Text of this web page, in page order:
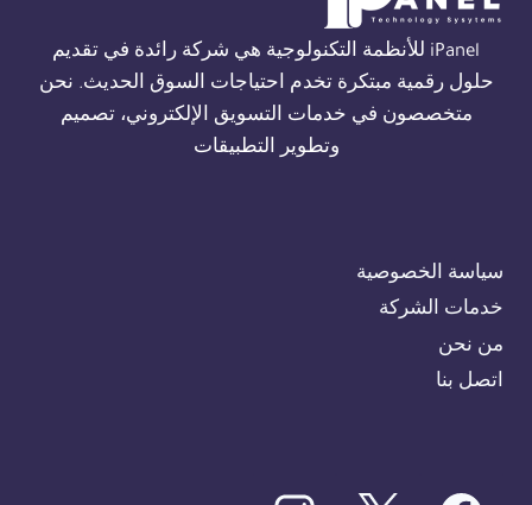
01554305486
iPanel للأنظمة التكنولوجية هي شركة رائدة في تقديم
حلول رقمية مبتكرة تخدم احتياجات السوق الحديث. نحن
متخصصون في خدمات التسويق الإلكتروني، تصميم
وتطوير التطبيقات
سياسة الخصوصية
خدمات الشركة
من نحن
اتصل بنا